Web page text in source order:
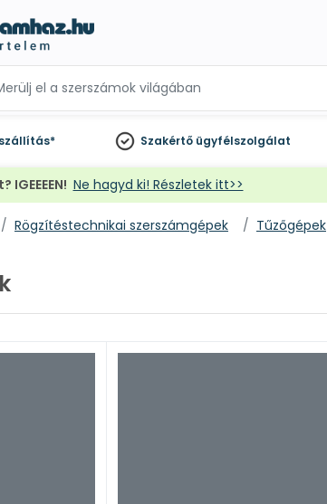
Szakértő ügyfélszolgálat
Ne hagyd ki! Részletek itt>>
Rögzítéstechnikai szerszámgépek Tűzőgépek